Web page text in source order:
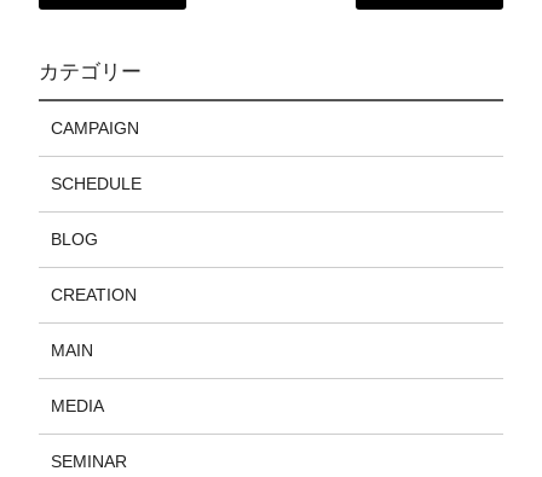
カテゴリー
CAMPAIGN
SCHEDULE
BLOG
CREATION
MAIN
MEDIA
SEMINAR